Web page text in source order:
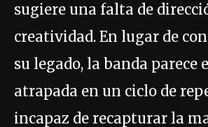
sugiere una falta de
creatividad. En lugar de
su legado, la banda parece
atrapada en un ciclo de
incapaz de recapturar la